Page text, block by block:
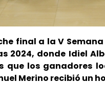
final a la V
2024, donde Idiel
que los ganadores
Merino recibió un